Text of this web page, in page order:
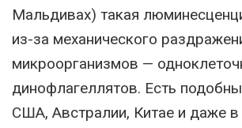
Мальдивах) такая
из-за механического
микроорганизмов —
динофлагеллятов. Есть
США, Австралии, Китае и даже в